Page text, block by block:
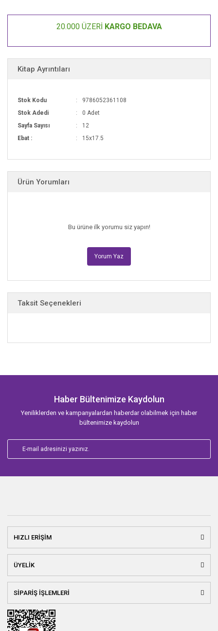
20.000 ÜZERİ KARGO BEDAVA
Kitap Ayrıntıları
Stok Kodu
9786052361108
Stok Adedi
0 Adet
Sayfa Sayısı
12
Ebat :
15x17.5
Ürün Yorumları
Bu ürüne ilk yorumu siz yapın!
Yorum Yaz
Taksit Seçenekleri
Haber Bültenimize Kaydolun
Yeniliklerden ve kampanyalardan haberdar olabilmek için haber
bültenimize kaydolun
HIZLI ERİŞİM
ÜYELİK
SİPARİŞ İŞLEMLERİ